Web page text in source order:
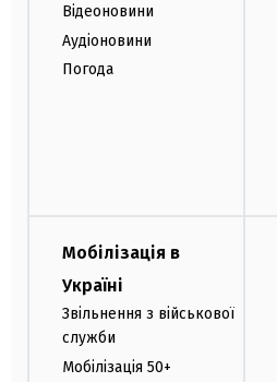
Відеоновини
Аудіоновини
Погода
Мобілізація в
Україні
Звільнення з військової
служби
Мобілізація 50+